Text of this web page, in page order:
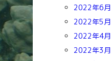
2022年6月
2022年5月
2022年4月
2022年3月